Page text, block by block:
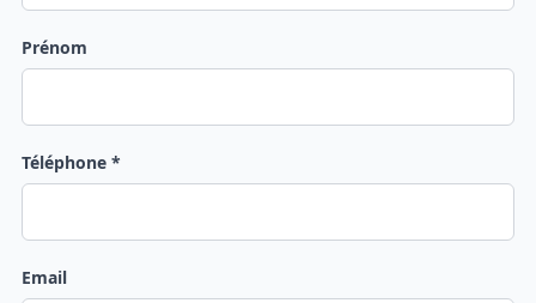
Prénom
Téléphone *
Email